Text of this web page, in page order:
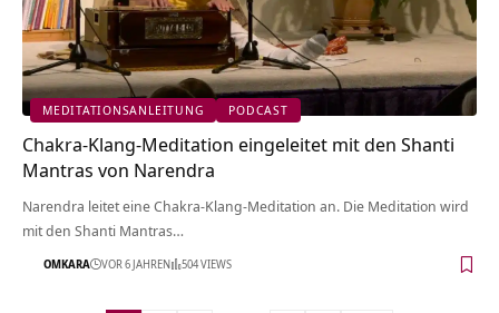
MEDITATIONSANLEITUNG PODCAST
Chakra-Klang-Meditation eingeleitet mit den Shanti
Mantras von Narendra
Narendra leitet eine Chakra-Klang-Meditation an. Die Meditation wird
mit den Shanti Mantras…
OMKARA VOR 6 JAHREN 504 VIEWS